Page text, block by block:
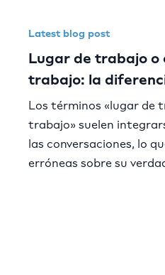
Latest blog post
Lugar de trabajo o
trabajo: la
Los términos «lugar de
trabajo» suelen
las conversaciones, lo
erróneas sobre su